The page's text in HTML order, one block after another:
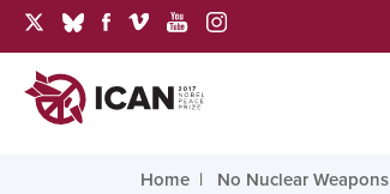
Home No Nuclear Weapons